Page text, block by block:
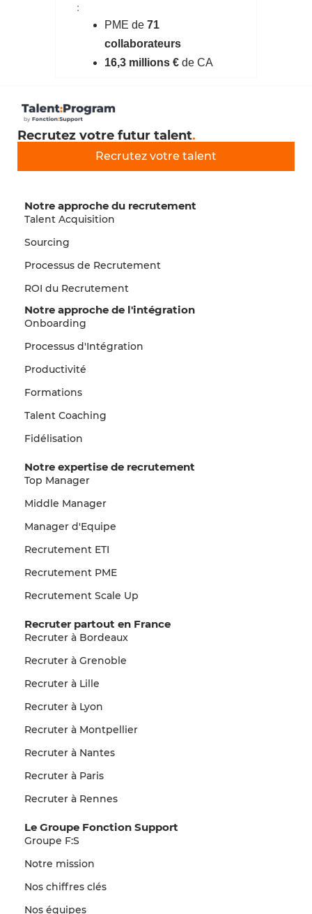
:
PME de 71
collaborateurs
16,3 millions € de CA
Recrutez votre futur talent.
Recrutez votre talent
Notre approche du recrutement
Talent Acquisition
Sourcing
Processus de Recrutement
ROI du Recrutement
Notre approche de l'intégration
Onboarding
Processus d'Intégration
Productivité
Formations
Talent Coaching
Fidélisation
Notre expertise de recrutement
Top Manager
Middle Manager
Manager d'Equipe
Recrutement ETI
Recrutement PME
Recrutement Scale Up
Recruter partout en France
Recruter à Bordeaux
Recruter à Grenoble
Recruter à Lille
Recruter à Lyon
Recruter à Montpellier
Recruter à Nantes
Recruter à Paris
Recruter à Rennes
Le Groupe Fonction Support
Groupe F:S
Notre mission
Nos chiffres clés
Nos équipes